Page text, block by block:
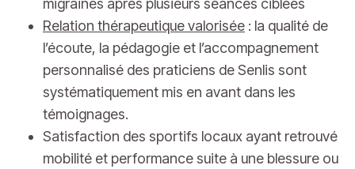
Relation thérapeutique valorisée : la qualité de
l’écoute, la pédagogie et l’accompagnement
personnalisé des praticiens de Senlis sont
systématiquement mis en avant dans les
témoignages.
Satisfaction des sportifs locaux ayant retrouvé
mobilité et performance suite à une blessure ou